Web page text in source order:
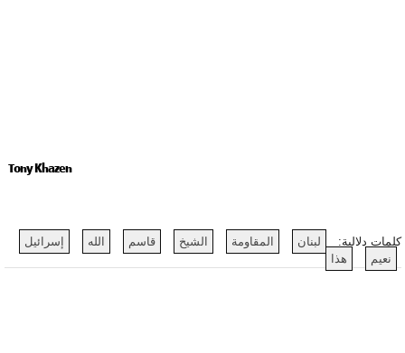
Tony Khazen
كلمات دلالية: لبنان المقاومة الشيخ قاسم الله
إسرائيل
نعيم
هذا